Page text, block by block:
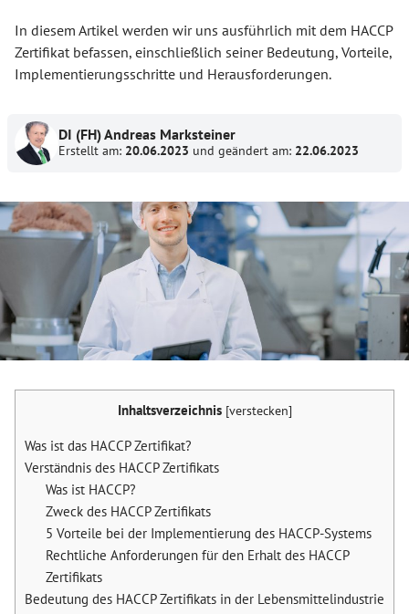
In diesem Artikel werden wir uns ausführlich mit dem HACCP
Zertifikat befassen, einschließlich seiner Bedeutung, Vorteile,
Implementierungsschritte und Herausforderungen.
DI (FH) Andreas Marksteiner
Erstellt am: 20.06.2023 und geändert am: 22.06.2023
Inhaltsverzeichnis [verstecken]
Was ist das HACCP Zertifikat?
Verständnis des HACCP Zertifikats
Was ist HACCP?
Zweck des HACCP Zertifikats
5 Vorteile bei der Implementierung des HACCP-Systems
Rechtliche Anforderungen für den Erhalt des HACCP
Zertifikats
Bedeutung des HACCP Zertifikats in der Lebensmittelindustrie